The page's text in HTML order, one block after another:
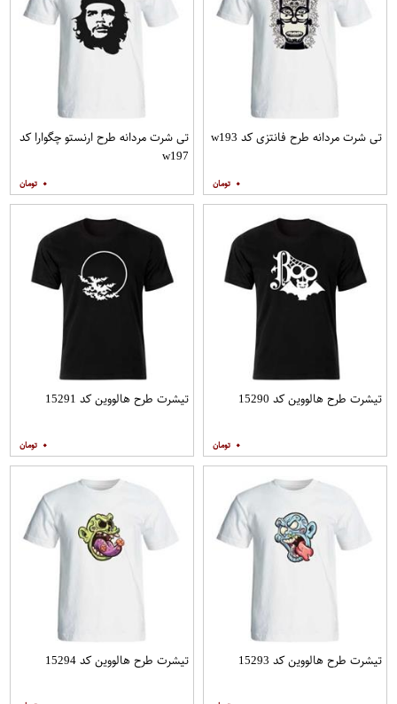
تی شرت مردانه طرح فانتزی کد w193
۰
تی شرت مردانه طرح ارنستو چگوارا کد
w197
۰
تیشرت طرح هالووین کد 15290
۰
تیشرت طرح هالووین کد 15291
۰
تیشرت طرح هالووین کد 15293 تیشرت طرح هالووین کد 15294